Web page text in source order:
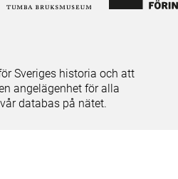
Sveriges historia och att
angelägenhet för alla
databas på nätet.